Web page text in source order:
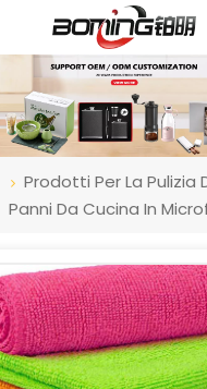
Prodotti Per La Pulizia
Panni Da Cucina In